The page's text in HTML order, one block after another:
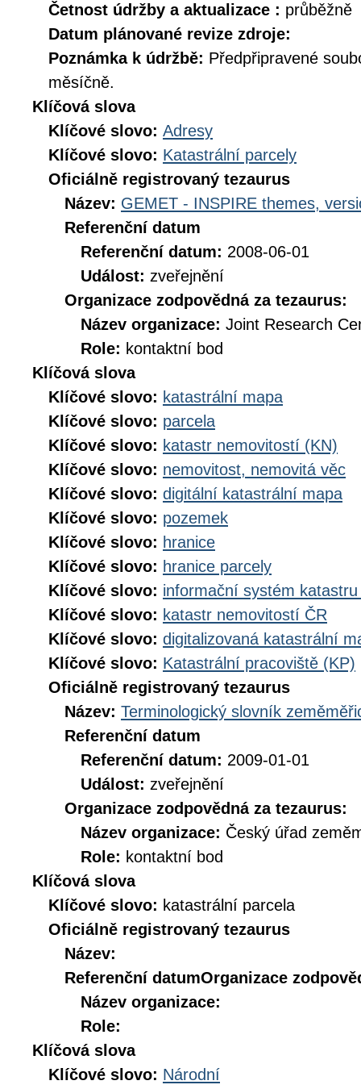
Četnost údržby a aktualizace : průběžně
Datum plánované revize zdroje:
Poznámka k údržbě: Předpřipravené
měsíčně.
Klíčová slova
Klíčové slovo: Adresy
Klíčové slovo: Katastrální parcely
Oficiálně registrovaný tezaurus
Název: GEMET - INSPIRE themes,
Referenční datum
Referenční datum: 2008-06-01
Událost: zveřejnění
Organizace zodpovědná za tezaurus:
Název organizace: Joint Research
Role: kontaktní bod
Klíčová slova
Klíčové slovo: katastrální mapa
Klíčové slovo: parcela
Klíčové slovo: katastr nemovitostí (KN)
Klíčové slovo: nemovitost, nemovitá věc
Klíčové slovo: digitální katastrální mapa
Klíčové slovo: pozemek
Klíčové slovo: hranice
Klíčové slovo: hranice parcely
Klíčové slovo: informační systém
Klíčové slovo: katastr nemovitostí ČR
Klíčové slovo: digitalizovaná katastrální
Klíčové slovo: Katastrální pracoviště (KP)
Oficiálně registrovaný tezaurus
Název: Terminologický slovník
Referenční datum
Referenční datum: 2009-01-01
Událost: zveřejnění
Organizace zodpovědná za tezaurus:
Název organizace: Český úřad
Role: kontaktní bod
Klíčová slova
Klíčové slovo: katastrální parcela
Oficiálně registrovaný tezaurus
Název:
Referenční datumOrganizace
Název organizace:
Role:
Klíčová slova
Klíčové slovo: Národní